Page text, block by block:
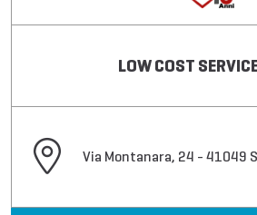
LOW COST
Via Montanara, 24 - 41049